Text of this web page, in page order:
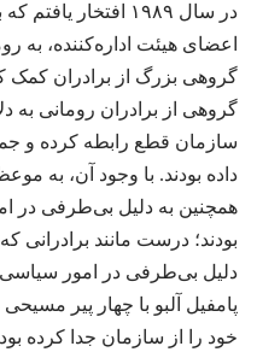
در سال ۱۹۸۹ افتخار
اعضای هیئت اداره‌کننده،‏ به
گروهی بزرگ از برادران کمک
سازمان قطع رابطه کرده و
داده بودند.‏ با وجود آن،‏ به
همچنین به دلیل بی‌طرفی در
بودند؛‏ درست مانند برادرانی
دلیل بی‌طرفی در امور سیاسی
پامفیل آلبو با چهار پیر مسیحی
خود را از سازمان جدا کرده